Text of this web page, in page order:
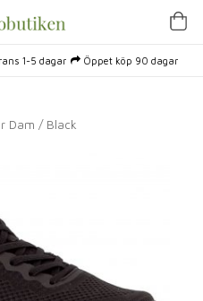
1-5 dagar Öppet köp 90 dagar
Dam / Black